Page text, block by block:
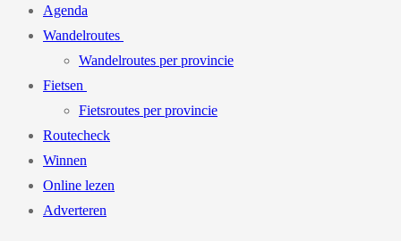
Agenda
Wandelroutes
Wandelroutes per provincie
Fietsen
Fietsroutes per provincie
Routecheck
Winnen
Online lezen
Adverteren